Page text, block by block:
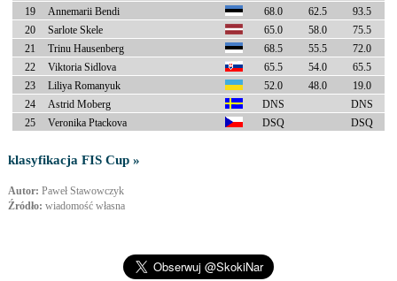
19
Annemarii Bendi 68.0 62.5
93.5
20
Sarlote Skele 65.0 58.0
75.5
21
Trinu Hausenberg 68.5 55.5
72.0
22
Viktoria Sidlova 65.5 54.0
65.5
23
Liliya Romanyuk 52.0 48.0
19.0
24
Astrid Moberg DNS
DNS
25
Veronika Ptackova DSQ DSQ
klasyfikacja FIS Cup »
Autor: Paweł Stawowczyk
Źródło: wiadomość własna